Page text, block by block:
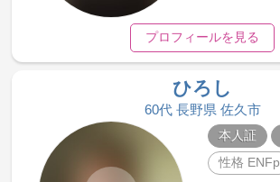
プロフィールを見る
ひろし
60代 長野県 佐久市
本人証
性格 ENFp